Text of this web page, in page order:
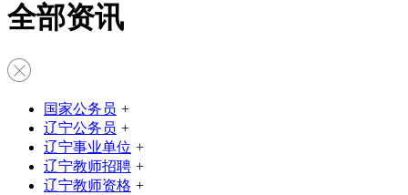
全部资讯
国家公务员 +
辽宁公务员 +
辽宁事业单位 +
辽宁教师招聘 +
辽宁教师资格 +